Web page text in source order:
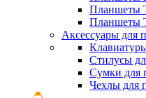
Планшеты
Планшеты
Аксессуары для
Стилусы
Сумки для
Чехлы для